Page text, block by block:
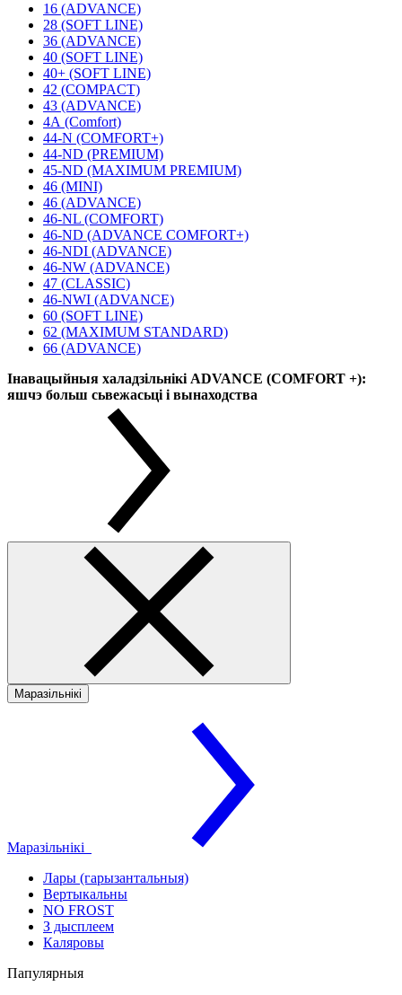
16 (ADVANCE)
28 (SOFT LINE)
36 (ADVANCE)
40 (SOFT LINE)
40+ (SOFT LINE)
42 (COMPACT)
43 (ADVANCE)
4А (Comfort)
44-N (COMFORT+)
44-ND (PREMIUM)
45-ND (MAXIMUM PREMIUM)
46 (MINI)
46 (ADVANCE)
46-NL (COMFORT)
46-ND (ADVANCE COMFORT+)
46-NDI (ADVANCE)
46-NW (ADVANCE)
47 (CLASSIC)
46-NWI (ADVANCE)
60 (SOFT LINE)
62 (MAXIMUM STANDARD)
66 (ADVANCE)
Інавацыйныя халадзільнікі ADVANCE (COMFORT +):
яшчэ больш сьвежасьці і вынаходства
Маразільнікі
Маразільнікі
Лары (гарызантальныя)
Вертыкальны
NO FROST
З дысплеем
Каляровы
Папулярныя